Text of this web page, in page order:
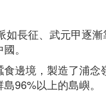
長征、武元甲逐
。
邊境，製造了浦
96%以上的島嶼。